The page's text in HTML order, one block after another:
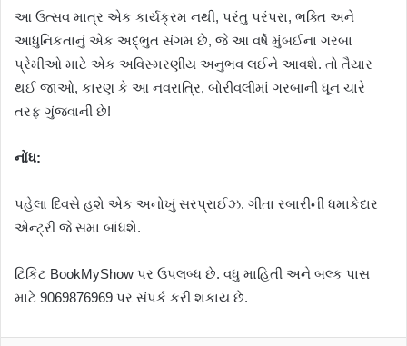
આ ઉત્સવ માત્ર એક કાર્યક્રમ નથી, પરંતુ પરંપરા, ભક્તિ અને
આધુનિકતાનું એક અદ્ભુત સંગમ છે, જે આ વર્ષે મુંબઈના ગરબા
પ્રેમીઓ માટે એક અવિસ્મરણીય અનુભવ લઈને આવશે. તો તૈયાર
થઈ જાઓ, કારણ કે આ નવરાત્રિ, બોરીવલીમાં ગરબાની ધૂન ચારે
તરફ ગુંજવાની છે!
નોંધ:
પહેલા દિવસે હશે એક અનોખું સરપ્રાઈઝ. ગીતા રબારીની ધમાકેદાર
એન્ટ્રી જે સમા બાંધશે.
ટિકિટ BookMyShow પર ઉપલબ્ધ છે. વધુ માહિતી અને બલ્ક પાસ
માટે 9069876969 પર સંપર્ક કરી શકાય છે.